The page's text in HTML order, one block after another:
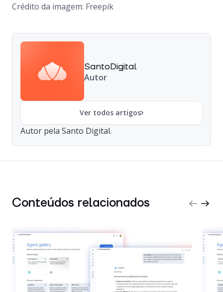
Crédito da imagem: Freepik
SantoDigital
Autor
Ver todos artigos
Autor pela Santo Digital.
Conteúdos relacionados